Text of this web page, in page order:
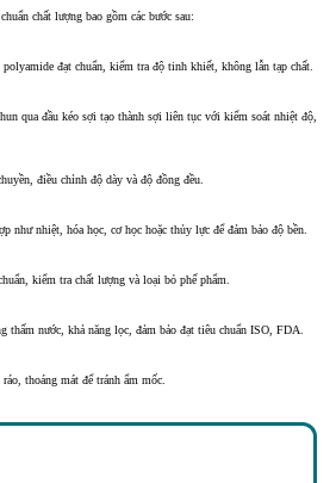
chất lượng bao gồm các bước sau:
đạt chuẩn, kiểm tra độ tinh khiết, không lẫn tạp chất.
qua đầu kéo sợi tạo thành sợi liên tục với kiểm soát nhiệt độ,
điều chỉnh độ dày và độ đồng đều.
như nhiệt, hóa học, cơ học hoặc thủy lực để đảm bảo độ bền.
kiểm tra chất lượng và loại bỏ phế phẩm.
thấm nước, khả năng lọc, đảm bảo đạt tiêu chuẩn ISO, FDA.
thoáng mát để tránh ẩm mốc.